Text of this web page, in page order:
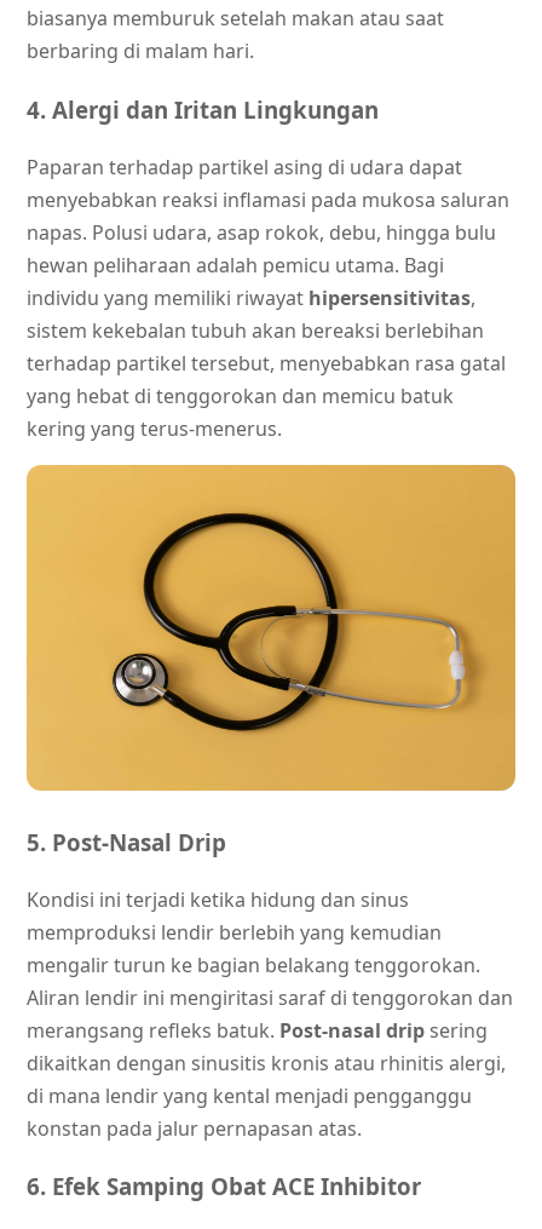
biasanya memburuk setelah makan atau saat
berbaring di malam hari.
4. Alergi dan Iritan Lingkungan
Paparan terhadap partikel asing di udara dapat
menyebabkan reaksi inflamasi pada mukosa saluran
napas. Polusi udara, asap rokok, debu, hingga bulu
hewan peliharaan adalah pemicu utama. Bagi
individu yang memiliki riwayat hipersensitivitas,
sistem kekebalan tubuh akan bereaksi berlebihan
terhadap partikel tersebut, menyebabkan rasa gatal
yang hebat di tenggorokan dan memicu batuk
kering yang terus-menerus.
5. Post-Nasal Drip
Kondisi ini terjadi ketika hidung dan sinus
memproduksi lendir berlebih yang kemudian
mengalir turun ke bagian belakang tenggorokan.
Aliran lendir ini mengiritasi saraf di tenggorokan dan
merangsang refleks batuk. Post-nasal drip sering
dikaitkan dengan sinusitis kronis atau rhinitis alergi,
di mana lendir yang kental menjadi pengganggu
konstan pada jalur pernapasan atas.
6. Efek Samping Obat ACE Inhibitor